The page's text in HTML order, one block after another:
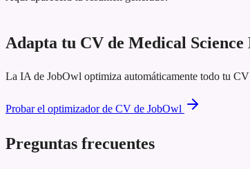
Adapta tu CV de Medical
La IA de JobOwl optimiza automáticamente todo tu
Probar el optimizador de CV de JobOwl
Preguntas frecuentes